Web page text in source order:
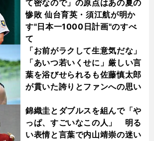
て密なので」の原点はあの夏の
惨敗 仙台育英・須江航が明か
す"日本一1000日計画"のすべ
て
「お前がラクして生意気だな」
「あいつ若いくせに」厳しい言
葉を浴びせられるも佐藤慎太郎
が貫いた誇りとファンへの思い
錦織圭とダブルスを組んで「や
っぱ、すごいなこの人」 明る
い表情と言葉で内山靖崇の迷い